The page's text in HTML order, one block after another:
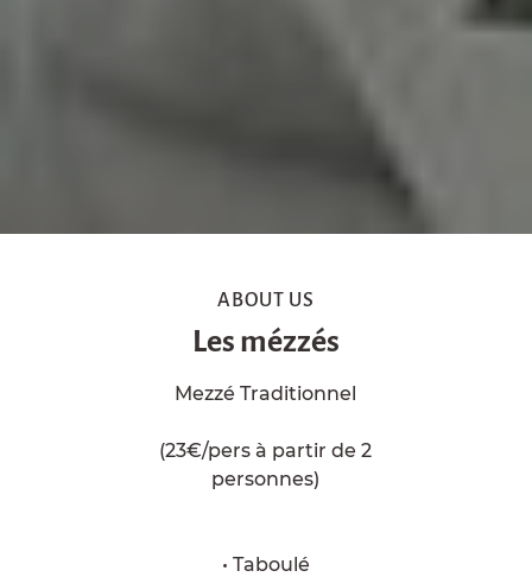
ABOUT US
Les mézzés
Mezzé Traditionnel
(23€/pers à partir de 2
personnes)
• Taboulé